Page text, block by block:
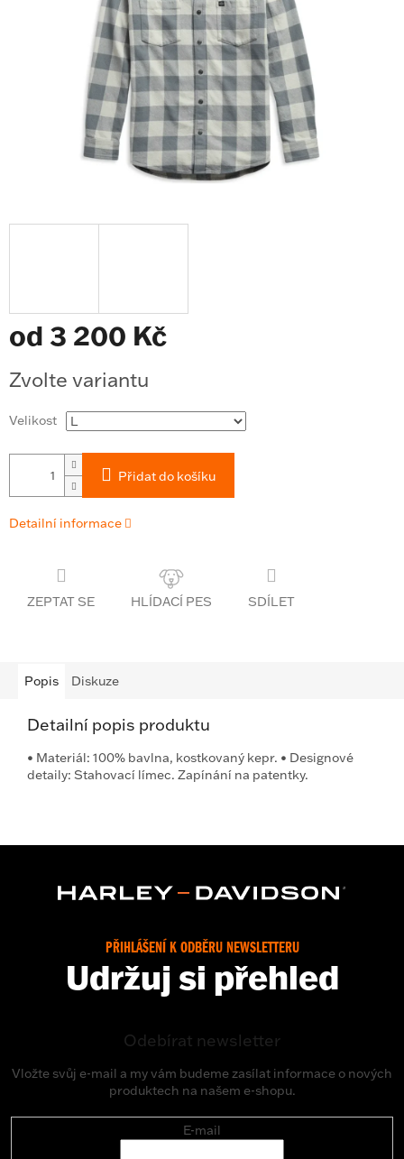
od 3 200 Kč
cena:
Zvolte variantu
Velikost
Přidat do košíku
Detailní informace
ZEPTAT SE SDÍLET
Popis Diskuze
Detailní popis produktu
• Materiál: 100% bavlna, kostkovaný kepr. • Designové
detaily: Stahovací límec. Zapínání na patentky.
PŘIHLÁŠENÍ K ODBĚRU NEWSLETTERU
Udržuj si přehled
Odebírat newsletter
Vložte svůj e-mail a my vám budeme zasílat informace o nových
produktech na našem e-shopu.
E-mail